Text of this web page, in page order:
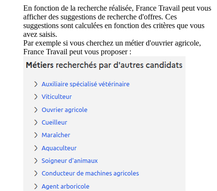
En fonction de la recherche réalisée, France Travail peut vous
afficher des suggestions de recherche d'offres. Ces
suggestions sont calculées en fonction des critères que vous
avez saisis.
Par exemple si vous cherchez un métier d'ouvrier agricole,
France Travail peut vous proposer :